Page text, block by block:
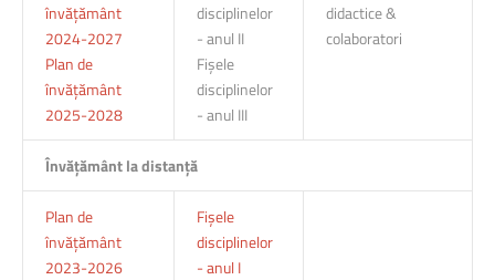
învățământ
2024-2027
Plan de
învățământ
2025-2028
disciplinelor
- anul II
Fișele
disciplinelor
- anul III
didactice &
colaboratori
Învățământ la distanță
Plan de
învățământ
2023-2026
Fișele
disciplinelor
- anul I